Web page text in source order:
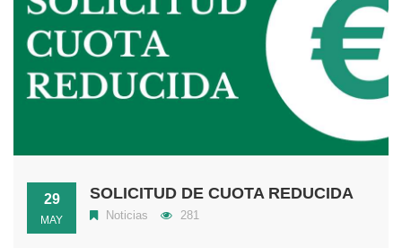
29
MAY
SOLICITUD DE CUOTA REDUCIDA
Noticias 281